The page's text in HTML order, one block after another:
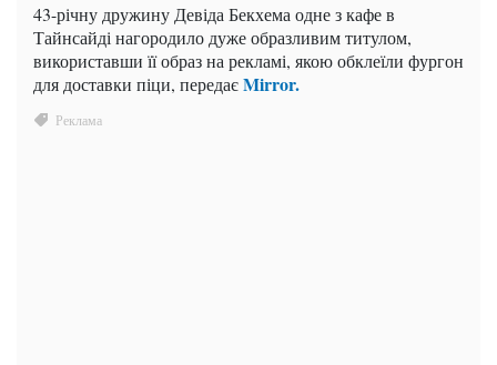
43-річну дружину Девіда Бекхема одне з кафе в
Тайнсайді нагородило дуже образливим титулом,
використавши її образ на рекламі, якою обклеїли фургон
для доставки піци, передаєMirror.